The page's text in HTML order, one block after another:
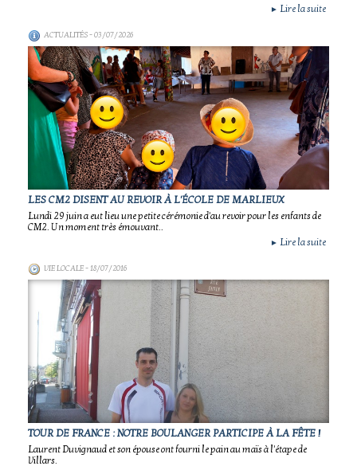
► Lire la suite
ACTUALITÉS- 03/07/2026
LES CM2 DISENT AU REVOIR À L'ÉCOLE DE MARLIEUX
Lundi 29 juin a eut lieu une petite cérémonie d'au revoir pour les enfants de
CM2. Un moment très émouvant..
► Lire la suite
VIE LOCALE- 18/07/2016
TOUR DE FRANCE : NOTRE BOULANGER PARTICIPE À LA FÊTE !
Laurent Duvignaud et son épouse ont fourni le pain au maïs à l'étape de
Villars.